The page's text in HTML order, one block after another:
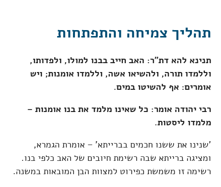
תהליך צמיחה והתפתחות
תנינא להא דת"ר: האב חייב בבנו למולו, ולפדותו,
וללמדו תורה, ולהשיאו אשה, וללמדו אומנות; ויש
אומרים: אף להשיטו במים.
רבי יהודה אומר: כל שאינו מלמד את בנו אומנות –
מלמדו ליסטות.
'שנינו את ששנו חכמים בברייתא' – אומרת הגמרא,
ומציגה ברייתא שבה רשימת חיובים של האב כלפי בנו.
רשימה זו משמשת כפירוט למצוות הבן המובאות במשנה.